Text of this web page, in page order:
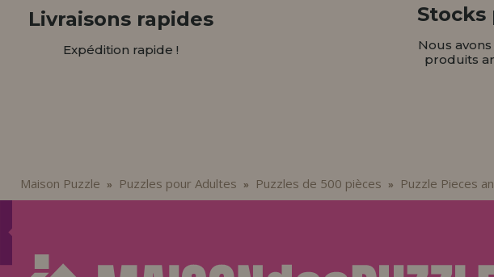
Livraisons rapides
Expédition rapide !
Nous avons
produits
Maison Puzzle » Puzzles pour Adultes » Puzzles de 500 pièces » Puzzle Pieces